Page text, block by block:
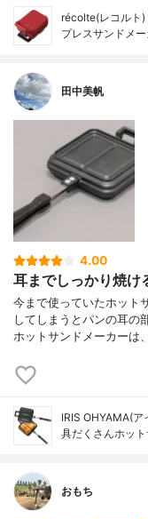
récolte(レコルト)
プレスサンドメ
田中美帆
4.00
耳までしっかり焼け
今まで使っていたホット
してしまうとパンの耳の
ホットサンドメーカーは
IRIS OHYAMA(ア
具だくさんホッ
おもち